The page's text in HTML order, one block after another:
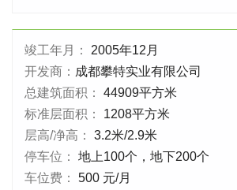
竣工年月：
2005年12月
开发商： 成都攀特实业有限公司
总建筑面积：
44909平方米
标准层面积：
1208平方米
层高/净高：
3.2米/2.9米
停车位：
地上100个，地下200个
车位费：
500 元/月